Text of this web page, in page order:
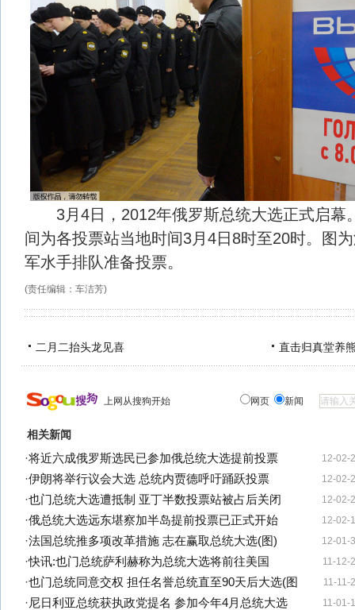
3月4日，2012年俄罗斯总统大选正式启幕
间为各投票站当地时间3月4日8时至20时。图
军水手排队准备投票。
(责任编辑：车洁芳)
二月二抬头龙见喜 直击归真堂养
上网从搜狗开始 网页 新闻
相关新闻
12-02-
·将近六成俄罗斯选民已参加俄总统大选提前投票
12-02-
·伊朗将举行议会大选 总统内贾德呼吁踊跃投票
12-02-
·也门总统大选遭抵制 亚丁半数投票站被占后关闭
12-02-
·俄总统大选远东堪察加半岛提前投票已正式开始
12-01-
·法国总统推多项改革措施 志在赢取总统大选(图)
11-12-
·快讯:也门总统萨利赫称为总统大选将前往美国
11-11-
·也门总统同意交权 担任名誉总统直至90天后大选(图
11-01-
·尼日利亚总统获执政党提名 参加今年4月总统大选